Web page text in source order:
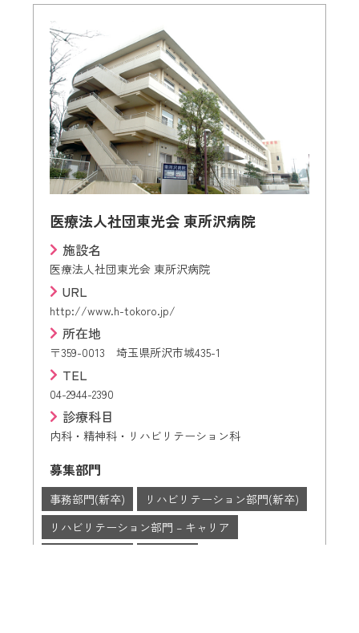
医療法人社団東光会 東所沢病院
施設名
医療法人社団東光会 東所沢病院
URL
http://www.h-tokoro.jp/
所在地
〒359-0013 埼玉県所沢市城435-1
TEL
04-2944-2390
診療科目
内科・精神科・リハビリテーション科
募集部門
事務部門(新卒)
リハビリテーション部門(新卒)
リハビリテーション部門 – キャリア